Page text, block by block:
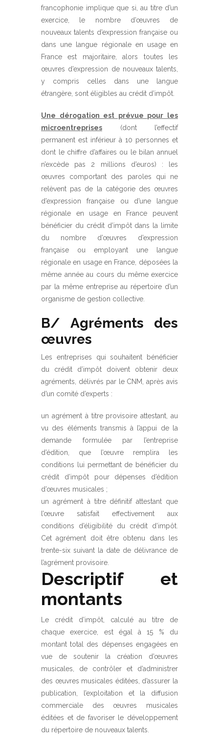
francophonie implique que si, au titre d’un
exercice, le nombre d’œuvres de
nouveaux talents d’expression française ou
dans une langue régionale en usage en
France est majoritaire, alors toutes les
œuvres d’expression de nouveaux talents,
y compris celles dans une langue
étrangère, sont éligibles au crédit d’impôt.
Une dérogation est prévue pour les
microentreprises (dont l’effectif
permanent est inférieur à 10 personnes et
dont le chiffre d’affaires ou le bilan annuel
n’excède pas 2 millions d’euros) : les
œuvres comportant des paroles qui ne
relèvent pas de la catégorie des œuvres
d’expression française ou d’une langue
régionale en usage en France peuvent
bénéficier du crédit d’impôt dans la limite
du nombre d’œuvres d’expression
française ou employant une langue
régionale en usage en France, déposées la
même année au cours du même exercice
par la même entreprise au répertoire d’un
organisme de gestion collective.
B/ Agréments des
œuvres
Les entreprises qui souhaitent bénéficier
du crédit d’impôt doivent obtenir deux
agréments, délivrés par le CNM, après avis
d’un comité d’experts :
un agrément à titre provisoire attestant, au
vu des éléments transmis à l’appui de la
demande formulée par l’entreprise
d’édition, que l’œuvre remplira les
conditions lui permettant de bénéficier du
crédit d’impôt pour dépenses d’édition
d’œuvres musicales ;
un agrément à titre définitif attestant que
l’œuvre satisfait effectivement aux
conditions d’éligibilité du crédit d’impôt.
Cet agrément doit être obtenu dans les
trente-six suivant la date de délivrance de
l’agrément provisoire.
Descriptif et
montants
Le crédit d’impôt, calculé au titre de
chaque exercice, est égal à 15 % du
montant total des dépenses engagées en
vue de soutenir la création d’œuvres
musicales, de contrôler et d’administrer
des œuvres musicales éditées, d’assurer la
publication, l’exploitation et la diffusion
commerciale des œuvres musicales
éditées et de favoriser le développement
du répertoire de nouveaux talents.